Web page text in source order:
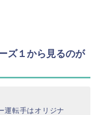
ズ１から見るのが
運転手はオリジナ